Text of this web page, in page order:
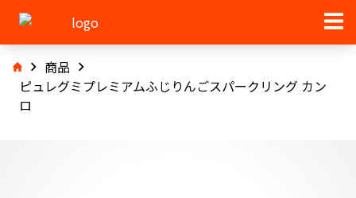
商品
ピュレグミプレミアムふじりんごスパークリング カン
ロ